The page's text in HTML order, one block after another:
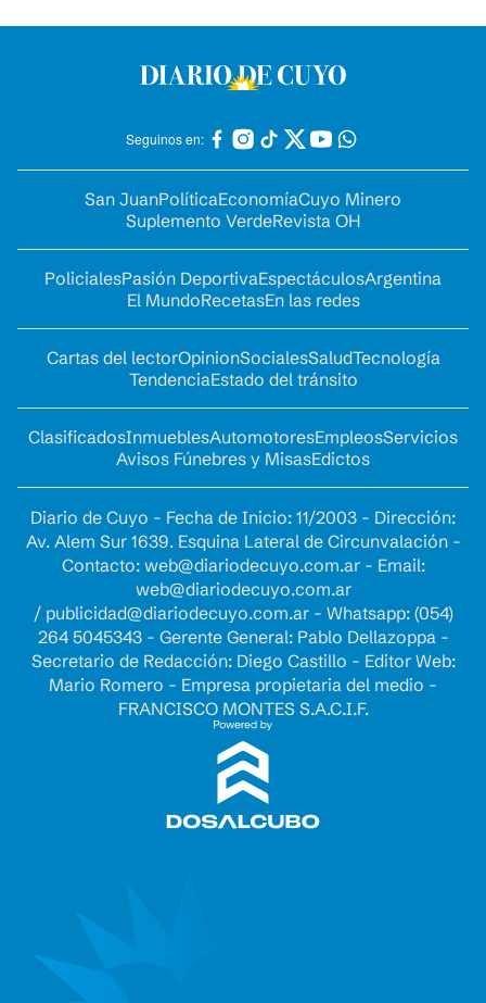
Seguinos en:
San JuanPolíticaEconomíaCuyo Minero
Suplemento VerdeRevista OH
PolicialesPasión DeportivaEspectáculosArgentina
El MundoRecetasEn las redes
Cartas del lectorOpinionSocialesSaludTecnología
TendenciaEstado del tránsito
ClasificadosInmueblesAutomotoresEmpleosServicios
Avisos Fúnebres y MisasEdictos
Diario de Cuyo - Fecha de Inicio: 11/2003 - Dirección:
Av. Alem Sur 1639. Esquina Lateral de Circunvalación -
Contacto: web@diariodecuyo.com.ar- Email:
web@diariodecuyo.com.ar
/ publicidad@diariodecuyo.com.ar- Whatsapp: (054)
264 5045343 - Gerente General: Pablo Dellazoppa -
Secretario de Redacción: Diego Castillo - Editor Web:
Mario Romero - Empresa propietaria del medio -
FRANCISCO MONTES S.A.C.I.F.